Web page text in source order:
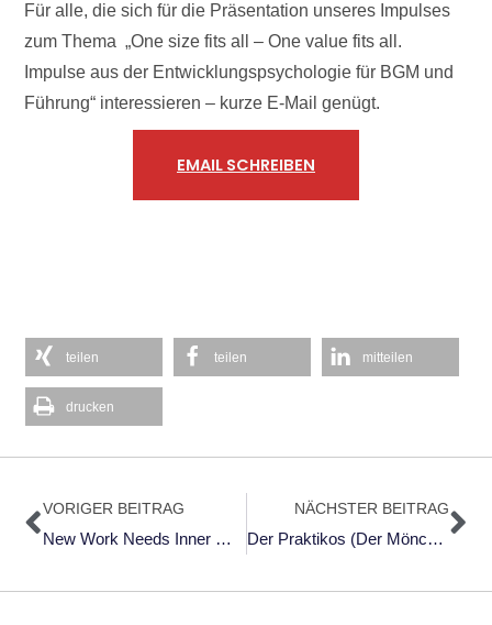
Für alle, die sich für die Präsentation unseres Impulses
zum Thema „One size fits all – One value fits all.
Impulse aus der Entwicklungspsychologie für BGM und
Führung“ interessieren – kurze E-Mail genügt.
EMAIL SCHREIBEN
teilen teilen mitteilen
drucken
Zurück
VORIGER BEITRAG
New Work Needs Inner Work: Ein Handbuch Für Unternehmen Auf Dem Weg Zur Selbstorganisation Von Joana Breidenbach Und Bettina Rollow (2019)
NÄCHSTER BEITRAG
Der Praktikos (Der Mönch) Hundert Kapitel Über Das Geistliche Leben Von Gabriel Bunge (2009)